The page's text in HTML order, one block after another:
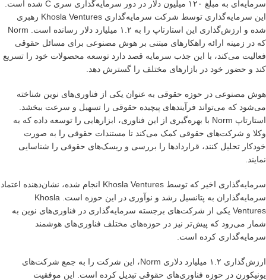
سرمایه‌ای به مبلغ ۱۲۰ میلیون دلار در دور سرمایه‌گذاری سری C شده است.
این سرمایه‌گذاری توسط شرکت سرمایه‌گذاری Khosla Ventures رهبری
شده و ارزش‌گذاری این استارتاپ را به ۱.۲ میلیارد دلار رسانده است. Norm
که در زمینه ارائه راهکارهای مبتنی بر هوش مصنوعی برای مسائل حقوقی
فعالیت می‌کند، با این جذب سرمایه قصد دارد توسعه محصولات خود را تسریع
کند و حضور خود در بازارهای مختلف را گسترش دهد.
هوش مصنوعی در حوزه حقوقی به عنوان یکی از فناوری‌های نوین شناخته
می‌شود که می‌تواند فرآیندهای پیچیده حقوقی را تسهیل و سرعت ببخشد.
استارتاپ Norm با بهره‌گیری از این فناوری، ابزارهایی را توسعه داده که به
وکلا و شرکت‌های حقوقی کمک می‌کند تا مستندات حقوقی را به صورت
خودکار تحلیل کنند، قراردادها را بررسی و ریسک‌های حقوقی را شناسایی
نمایند.
سرمایه‌گذاری اخیر که توسط Khosla Ventures انجام شده، نشان‌دهنده اعتماد
سرمایه‌گذاران به پتانسیل رشد و نوآوری در این حوزه است. Khosla
Ventures یکی از شرکت‌های برجسته سرمایه‌گذاری در فناوری‌های نوین به
شمار می‌رود که پیش‌تر نیز در حوزه‌های مختلف فناوری‌های هوشمند
سرمایه‌گذاری کرده است.
ارزش‌گذاری ۱.۲ میلیارد دلاری Norm، این شرکت را به جمع شرکت‌های
یونیکورن در حوزه فناوری‌های حقوقی تبدیل کرده است. این موفقیت